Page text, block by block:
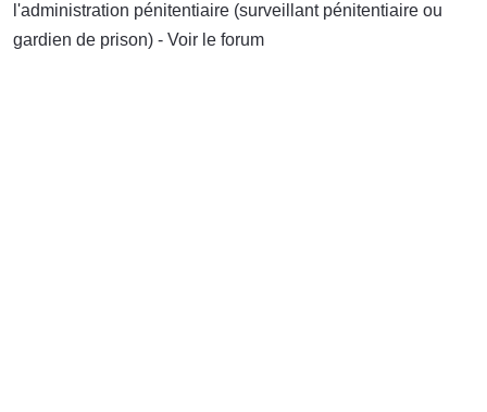
l'administration pénitentiaire (surveillant pénitentiaire ou
gardien de prison) - Voir le forum